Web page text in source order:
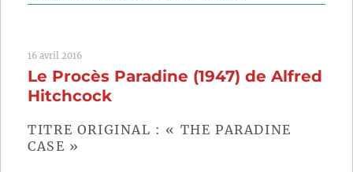
Temps
de
16 avril 2016
Le Procès Paradine (1947) de Alfred
Hitchcock
TITRE ORIGINAL : « THE PARADINE
CASE »